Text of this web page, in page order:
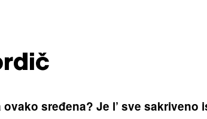
sređena? Je l’ sve sakriveno